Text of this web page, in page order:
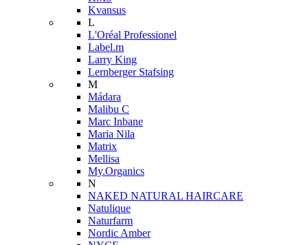
Kvansus
L
L'Oréal Professionel
Label.m
Larry King
Lernberger Stafsing
M
Mádara
Malibu C
Marc Inbane
Maria Nila
Matrix
Mellisa
My.Organics
N
NAKED NATURAL HAIRCARE
Natulique
Naturfarm
Nordic Amber